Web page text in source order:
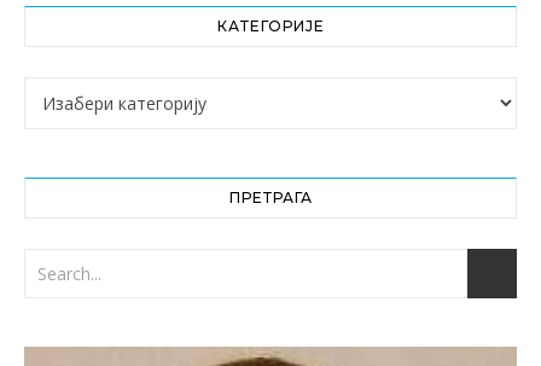
КАТЕГОРИЈЕ
Категорије
ПРЕТРАГА